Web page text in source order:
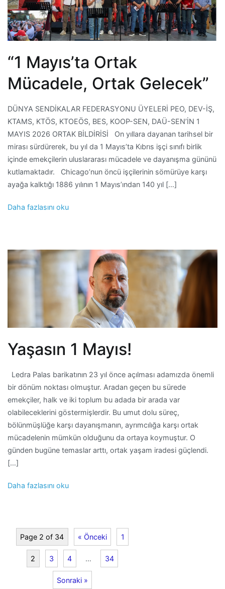
“1 Mayıs’ta Ortak
Mücadele, Ortak Gelecek”
DÜNYA SENDİKALAR FEDERASYONU ÜYELERİ PEO, DEV-İŞ,
KTAMS, KTÖS, KTOEÖS, BES, KOOP-SEN, DAÜ-SEN’İN 1
MAYIS 2026 ORTAK BİLDİRİSİ On yıllara dayanan tarihsel bir
mirası sürdürerek, bu yıl da 1 Mayıs’ta Kıbrıs işçi sınıfı birlik
içinde emekçilerin uluslararası mücadele ve dayanışma gününü
kutlamaktadır. Chicago’nun öncü işçilerinin sömürüye karşı
ayağa kalktığı 1886 yılının 1 Mayıs’ından 140 yıl […]
Daha fazlasını oku
Yaşasın 1 Mayıs!
Ledra Palas barikatının 23 yıl önce açılması adamızda önemli
bir dönüm noktası olmuştur. Aradan geçen bu sürede
emekçiler, halk ve iki toplum bu adada bir arada var
olabileceklerini göstermişlerdir. Bu umut dolu süreç,
bölünmüşlüğe karşı dayanışmanın, ayrımcılığa karşı ortak
mücadelenin mümkün olduğunu da ortaya koymuştur. O
günden bugüne temaslar arttı, ortak yaşam iradesi güçlendi.
[…]
Daha fazlasını oku
Page 2 of 34 « Önceki 1
2 3 4 … 34
Sonraki »